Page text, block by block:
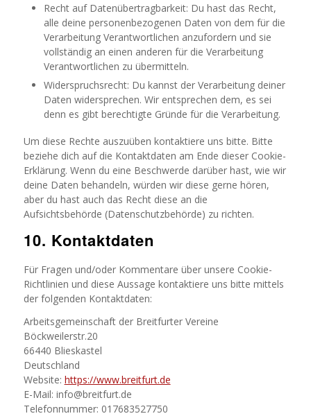
Recht auf Datenübertragbarkeit: Du hast das Recht,
alle deine personenbezogenen Daten von dem für die
Verarbeitung Verantwortlichen anzufordern und sie
vollständig an einen anderen für die Verarbeitung
Verantwortlichen zu übermitteln.
Widerspruchsrecht: Du kannst der Verarbeitung deiner
Daten widersprechen. Wir entsprechen dem, es sei
denn es gibt berechtigte Gründe für die Verarbeitung.
Um diese Rechte auszuüben kontaktiere uns bitte. Bitte
beziehe dich auf die Kontaktdaten am Ende dieser Cookie-
Erklärung. Wenn du eine Beschwerde darüber hast, wie wir
deine Daten behandeln, würden wir diese gerne hören,
aber du hast auch das Recht diese an die
Aufsichtsbehörde (Datenschutzbehörde) zu richten.
10. Kontaktdaten
Für Fragen und/oder Kommentare über unsere Cookie-
Richtlinien und diese Aussage kontaktiere uns bitte mittels
der folgenden Kontaktdaten:
Arbeitsgemeinschaft der Breitfurter Vereine
Böckweilerstr.20
66440 Blieskastel
Deutschland
Website: https://www.breitfurt.de
E-Mail: info@breitfurt.de
Telefonnummer: 017683527750